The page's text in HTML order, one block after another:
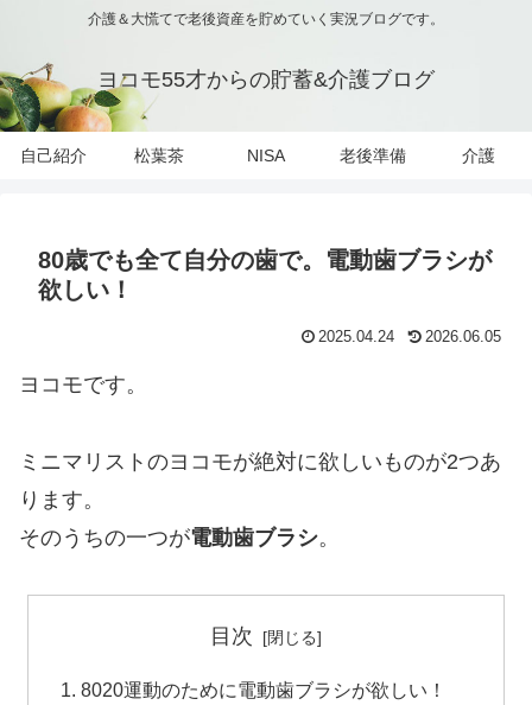
介護＆大慌てで老後資産を貯めていく実況ブログです。
ヨコモ55才からの貯蓄&介護ブログ
自己紹介 松葉茶 NISA 老後準備 介護
80歳でも全て自分の歯で。電動歯ブラシが
欲しい！
2025.04.24 2026.06.05
ヨコモです。
ミニマリストのヨコモが絶対に欲しいものが2つあ
ります。
そのうちの一つが電動歯ブラシ。
目次
8020運動のために電動歯ブラシが欲しい！